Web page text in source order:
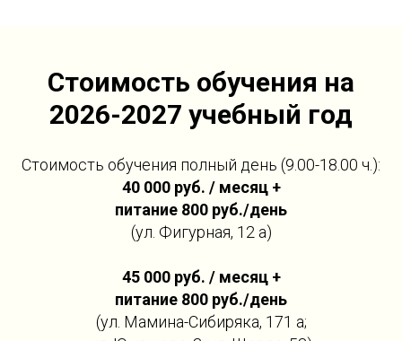
Стоимость обучения на
2026-2027 учебный год
Стоимость обучения полный день (9.00-18.00 ч.):
40 000 руб. / месяц +
питание 800 руб./день
(ул. Фигурная, 12 а)
45 000 руб. / месяц +
питание 800 руб./день
(ул. Мамина-Сибиряка, 171 а;